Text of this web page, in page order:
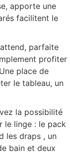
apporte une
facilitent le
parfaite
profiter
place de
le tableau, un
la possibilité
le linge : le pack
les draps , un
bain et deux